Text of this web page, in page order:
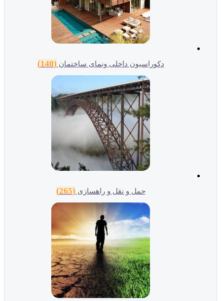
دکوراسیون داخلی ونمای ساختمان(140)
حمل و نقل و راهسازی (265)